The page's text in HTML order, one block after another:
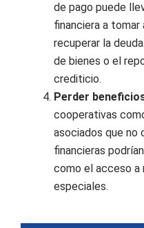
de pago puede
financiera a
recuperar la
de bienes o el
crediticio.
Perder
cooperativas
asociados que no
financieras
como el acceso a
especiales.